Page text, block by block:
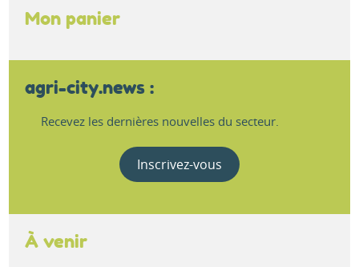
Mon panier
agri-city.news :
Recevez les dernières nouvelles du secteur.
Inscrivez-vous
À venir